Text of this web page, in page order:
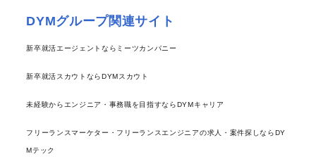
DYMグループ関連サイト
新卒就活エージェントならミーツカンパニー
新卒就活スカウトならDYMスカウト
未経験からエンジニア・事務職を目指すならDYMキャリア
フリーランスマーケター・フリーランスエンジニアの求人・案件探しならDY
Mテック